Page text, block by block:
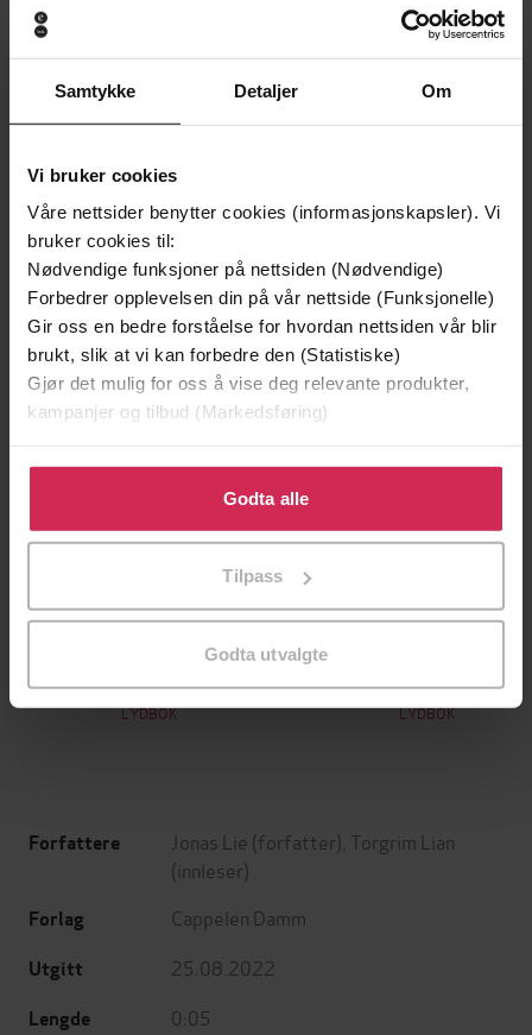
Samtykke Detaljer Om
Vi bruker cookies
Våre nettsider benytter cookies (informasjonskapsler). Vi
bruker cookies til:
Nødvendige funksjoner på nettsiden (Nødvendige)
Forbedrer opplevelsen din på vår nettside (Funksjonelle)
Gir oss en bedre forståelse for hvordan nettsiden vår blir
brukt, slik at vi kan forbedre den (Statistiske)
Gjør det mulig for oss å vise deg relevante produkter,
kampanjer og tilbud (Markedsføring)
Klikk på «Godta alle» for å gi oss ditt samtykke til å
bruke cookies for alle disse formålene. Du kan også
tilpasse ditt samtykke til spesifikke formål ved å klikke
Godta alle
Tilpass
Godta utvalgte
Livsslaven
Jonas Lie
Andre har også kjøpt
Premium
129,-
Jørn Lier Horst
LYDBOK
Premium
99,-
Stian Hjelvin Andersen
LYDBOK
Forfattere Jonas Lie (forfatter), Torgrim Lian
(innleser)
Forlag Cappelen Damm
Utgitt 25.08.2022
Lengde 0:05